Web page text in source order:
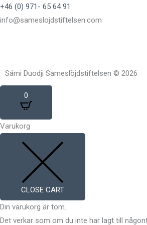
+46 (0) 971- 65 64 91
info@sameslojdstiftelsen.com
Sámi Duodji Sameslöjdstiftelsen © 2026
0
Varukorg
CLOSE CART
Din varukorg är tom.
Det verkar som om du inte har lagt till